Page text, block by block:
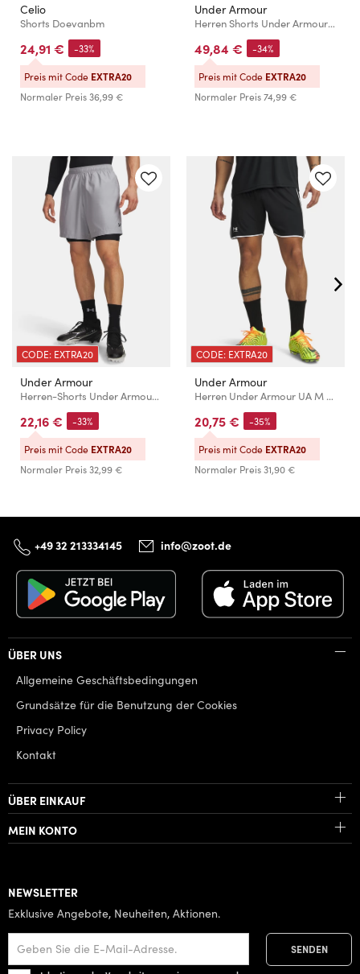
Celio
Shorts Doevanbm
24,91 €
Normaler Preis36,99 €
-33%
Preis mit Code EXTRA20
Under Armour
Herren Shorts Under Armour UA Vanish Elite 6in Short
49,84 €
Normaler Preis74,99 €
-34%
Preis mit Code EXTRA20
CODE: EXTRA20
Under Armour
Herren-Shorts Under Armour UA Tech Woven 7in Short
22,16 €
Normaler Preis32,99 €
-33%
Preis mit Code EXTRA20
CODE: EXTRA20
Under Armour
Herren Under Armour UA M Challenger Train Short
20,75 €
Normaler Preis31,90 €
-35%
Preis mit Code EXTRA20
+49 32 213334145 info@zoot.de
ÜBER UNS
Allgemeine Geschäftsbedingungen
Grundsätze für die Benutzung der Cookies
Privacy Policy
Kontakt
ÜBER EINKAUF
MEIN KONTO
NEWSLETTER
Exklusive Angebote, Neuheiten, Aktionen.